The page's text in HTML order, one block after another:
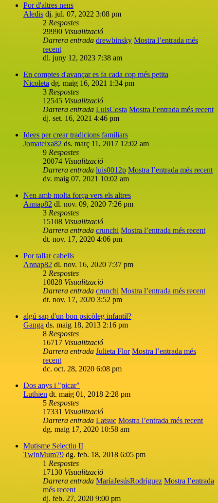
Por d'altres nens
Aledis dj. jul. 07, 2022 3:08 pm
2 Respostes
29990 Visualització
Darrera entrada drewbinsky Mostra l’entrada més
recent
dl. juny 12, 2023 7:38 am
En comptes d'avançar es fa cada cop més petita
Nicoleta dg. maig 16, 2021 1:34 pm
3 Respostes
12545 Visualització
Darrera entrada LuisCosta Mostra l’entrada més recent
dj. set. 16, 2021 4:46 pm
Idees per crear tradicions familiars
Jomateixa82 ds. març 11, 2017 12:02 am
9 Respostes
20074 Visualització
Darrera entrada luis0012p Mostra l’entrada més recent
dv. maig 07, 2021 10:02 am
Nen amb molta força vers els altres
Annap82 dl. nov. 09, 2020 7:26 pm
3 Respostes
15108 Visualització
Darrera entrada crunchi Mostra l’entrada més recent
dt. nov. 17, 2020 4:06 pm
Por tallar cabells
Annap82 dl. nov. 16, 2020 7:37 pm
2 Respostes
10828 Visualització
Darrera entrada crunchi Mostra l’entrada més recent
dt. nov. 17, 2020 3:52 pm
algú sap d'un bon psicòleg infantil?
Ganga ds. maig 18, 2013 2:16 pm
8 Respostes
16717 Visualització
Darrera entrada Julieta Flor Mostra l’entrada més
recent
dc. oct. 28, 2020 6:08 pm
Dos anys i "picar"
Luthien dt. maig 01, 2018 2:28 pm
5 Respostes
17331 Visualització
Darrera entrada Latsuc Mostra l’entrada més recent
dg. maig 17, 2020 10:58 am
Mutisme Selectiu II
TwinMum79 dg. feb. 18, 2018 6:05 pm
1 Respostes
17130 Visualització
Darrera entrada MaríaJesúsRodríguez Mostra l’entrada
més recent
dj. feb. 27, 2020 9:00 pm